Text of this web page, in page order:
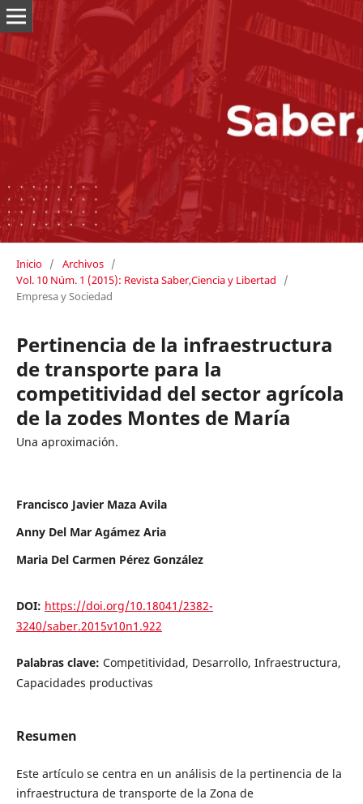
Inicio / Archivos /
Vol. 10 Núm. 1 (2015): Revista Saber,Ciencia y Libertad
/
Empresa y Sociedad
Pertinencia de la infraestructura
de transporte para la
competitividad del sector agrícola
de la zodes Montes de María
Una aproximación.
Francisco Javier Maza Avila
Anny Del Mar Agámez Aria
Maria Del Carmen Pérez González
DOI: https://doi.org/10.18041/2382-
3240/saber.2015v10n1.922
Palabras clave: Competitividad, Desarrollo, Infraestructura,
Capacidades productivas
Resumen
Este artículo se centra en un análisis de la pertinencia de la
infraestructura de transporte de la Zona de